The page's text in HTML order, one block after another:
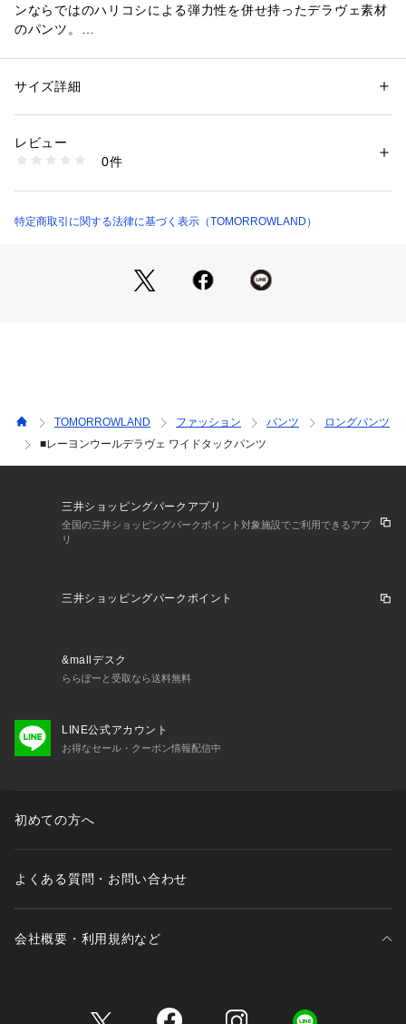
ンならではのハリコシによる弾力性を併せ持ったデラヴェ素材
のパンツ。
立体感のある生地感が魅力です。
分量感がありつつもヒップまわりをコンパクトにすることでカ
ジュアル過ぎず、すっきりと着こなしていただけます。
スタイリング次第でオンオフ問わず幅広いコーディネートに活
※商品の色味は、商品単体の画像をご確認ください
2024AW商品
店舗にお問い合わせの際は、下記の商品番号をお申し付けくだ
商品番号:23-04-44-04102
性別：レディース
素材：レーヨン70％　ウール30％
洗濯：洗濯不可、漂白不可、タンブル乾燥不可、アイロン仕上げ可、ドラ
イ可、ウエットクリーニング不可
商品番号：1095000012920 （モール）
サイズ詳細
レビュー
0件
特定商取引に関する法律に基づく表示（TOMORROWLAND）
TOMORROWLAND ファッション パンツ
ロングパンツ
■レーヨンウールデラヴェ ワイドタックパンツ
三井ショッピングパークアプリ
全国の三井ショッピングパークポイント対象施設でご利用できるアプ
リ
三井ショッピングパークポイント
&mallデスク
ららぽーと受取なら送料無料
LINE公式アカウント
お得なセール・クーポン情報配信中
初めての方へ
よくある質問・お問い合わせ
会社概要・利用規約など